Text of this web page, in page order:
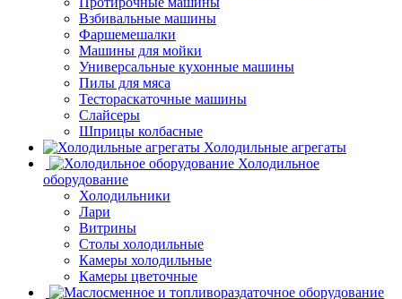
Взбивальные машины
Фаршемешалки
Машины для мойки
Универсальные кухонные машины
Пилы для мяса
Тестораскаточные машины
Слайсеры
Шприцы колбасные
Холодильные агрегаты
Холодильное
оборудование
Холодильники
Лари
Витрины
Столы холодильные
Камеры холодильные
Камеры цветочные